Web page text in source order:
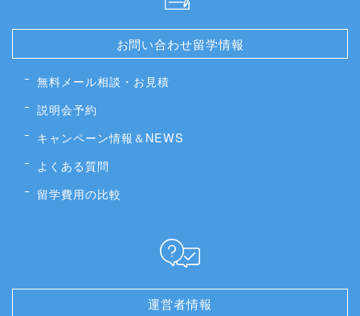
お問い合わせ留学情報
無料メール相談・お見積
説明会予約
キャンペーン情報＆NEWS
よくある質問
留学費用の比較
運営者情報